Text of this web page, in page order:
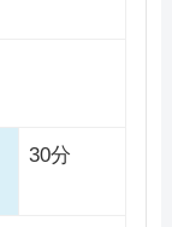
30分